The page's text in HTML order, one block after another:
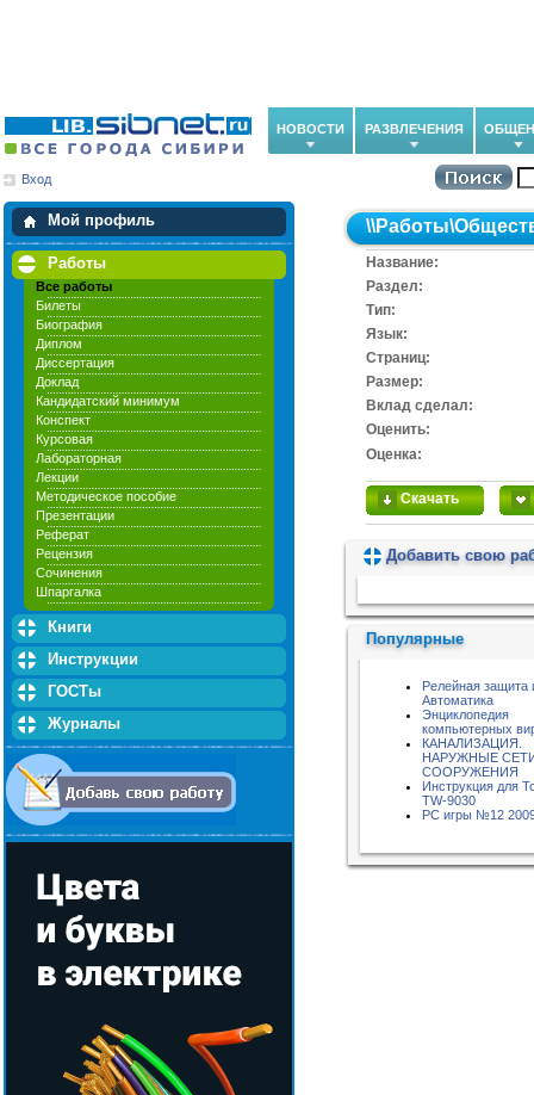
НОВОСТИ РАЗВЛЕЧЕНИЯ
Вход
Мой профиль
Мои закладки
Работы
Все работы
Билеты
Биография
Диплом
Диссертация
Доклад
Кандидатский минимум
Конспект
Курсовая
Лабораторная
Лекции
Методическое пособие
Презентации
Реферат
Рецензия
Сочинения
Шпаргалка
Книги
Инструкции
ГОСТы
Журналы
\\Работы\
Название:
Раздел:
Тип:
Язык:
Cтраниц:
Размер:
Вклад сделал:
Оценить:
Оценка:
Скачать
Добавить свою
Популярные
Релейная защита
Автоматика
Энциклопедия
компьютерных
КАНАЛИЗАЦИЯ.
НАРУЖНЫЕ
СООРУЖЕНИЯ
Инструкция для
TW-9030
РС игры №12